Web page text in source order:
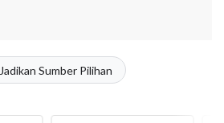
Jadikan Sumber Pilihan